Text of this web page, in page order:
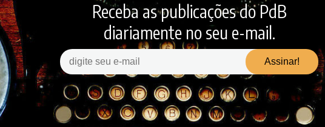
Receba as publicações do PdB
diariamente no seu e-mail.